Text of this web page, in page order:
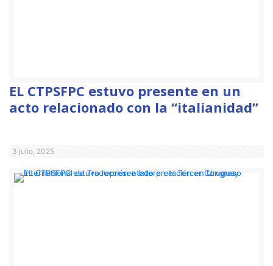
EL CTPSFPC estuvo presente en un
acto relacionado con la “italianidad”
3 julio, 2025